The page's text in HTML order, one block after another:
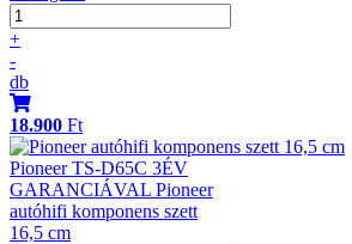
+
-
db
18.900 Ft
Pioneer TS-D65C 3ÉV
GARANCIÁVAL Pioneer
autóhifi komponens szett
16,5 cm